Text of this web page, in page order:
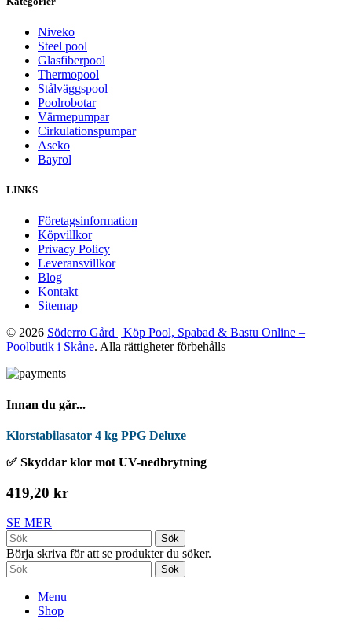
Niveko
Steel pool
Glasfiberpool
Thermopool
Stålväggspool
Poolrobotar
Värmepumpar
Cirkulationspumpar
Aseko
Bayrol
LINKS
Företagsinformation
Köpvillkor
Privacy Policy
Leveransvillkor
Blog
Kontakt
Sitemap
© 2026 Söderro Gård | Köp Pool, Spabad & Bastu Online –
Poolbutik i Skåne. Alla rättigheter förbehålls
Innan du går...
Klorstabilasator 4 kg PPG Deluxe
✅ Skyddar klor mot UV-nedbrytning
419,20 kr
SE MER
Sök
Börja skriva för att se produkter du söker.
Sök
Menu
Shop